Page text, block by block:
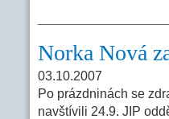
Norka Nová
03.10.2007
Po prázdninách se
navštívili 24.9. JIP